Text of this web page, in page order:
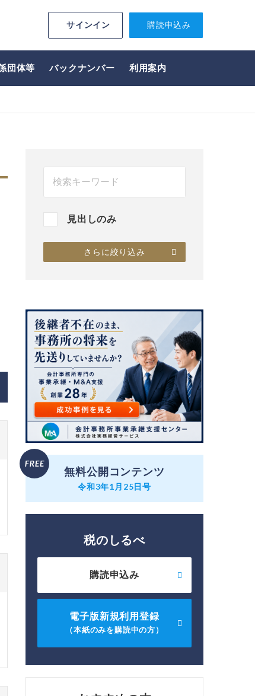
サインイン 購読申込み
団体等 バックナンバー 利用案内
見出しのみ
さらに絞り込み
無料公開コンテンツ
令和3年1月25日号
税のしるべ
購読申込み
電子版新規利用登録
（本紙のみを購読中の方）